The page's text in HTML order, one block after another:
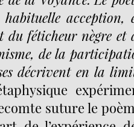
acception,
du féticheur nègre et
de la
décrivent en la
suture le